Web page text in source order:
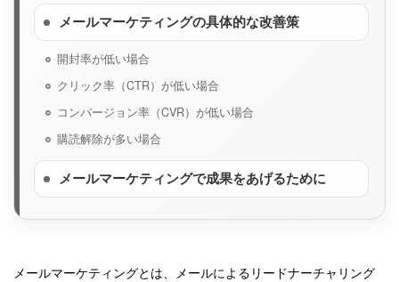
メールマーケティングの具体的な改善策
開封率が低い場合
クリック率（CTR）が低い場合
コンバージョン率（CVR）が低い場合
購読解除が多い場合
メールマーケティングで成果をあげるために
メールマーケティングとは、メールによるリードナーチャリング